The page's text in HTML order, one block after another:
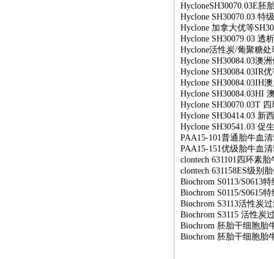
HycloneSH30070.03E胚
Hyclone SH30070.03 特
Hyclone 加拿大优等
Hyclone SH30079.03 透
Hyclone活性炭/葡聚糖处
Hyclone SH30084.03澳洲
Hyclone SH30084.03IR优
Hyclone SH30084.03IH
Hyclone SH30084.03HI
Hyclone SH30070.03T
Hyclone SH30414.03 新
Hyclone SH30541.03 促
PAA15-101普通胎牛血清
PAA15-151优级胎牛血清
clontech 631101 四环素胎
clontech 631158ES级别
Biochrom S0113/S0613特
Biochrom S0115/S0615特
Biochrom S3113活性炭
Biochrom S3115 活性炭
Biochrom 胚胎干细胞胎
Biochrom 胚胎干细胞胎